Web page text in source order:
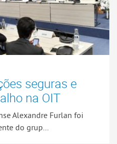
seguras e
na OIT
Alexandre Furlan foi
do grup...